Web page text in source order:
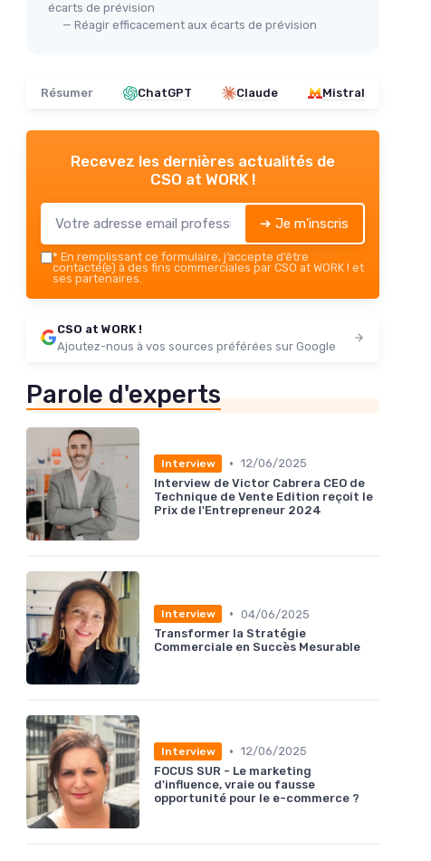
écarts de prévision
— Réagir efficacement aux écarts de prévision
Résumer ChatGPT Claude Mistral
Recevez les dernières actualités de
CSO at WORK !
➔ Je m'inscris
* En remplissant ce formulaire, j’accepte d’être
contacté(e) à des fins commerciales par CSO at WORK ! et
ses partenaires.
CSO at WORK !
Ajoutez-nous à vos sources préférées sur Google
Parole d'experts
Interview • 12/06/2025
Interview de Victor Cabrera CEO de
Technique de Vente Edition reçoit le
Prix de l'Entrepreneur 2024
Interview • 04/06/2025
Transformer la Stratégie
Commerciale en Succès Mesurable
Interview • 12/06/2025
FOCUS SUR - Le marketing
d'influence, vraie ou fausse
opportunité pour le e-commerce ?